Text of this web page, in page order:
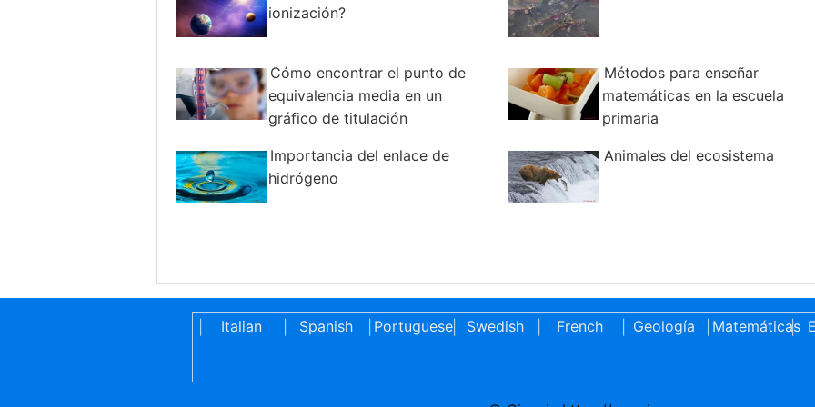
ionización?
Cómo encontrar el punto de
equivalencia media en un
gráfico de titulación
Importancia del enlace de
hidrógeno
Métodos para enseñar
matemáticas en la escuela
primaria
Animales del ecosistema
Italian Spanish Portuguese| Swedish French Geología Matemáticas
|